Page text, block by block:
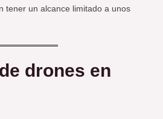
tener un alcance limitado a unos
drones en